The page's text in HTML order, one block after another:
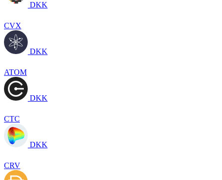
DKK
CVX
DKK
ATOM
DKK
CTC
DKK
CRV